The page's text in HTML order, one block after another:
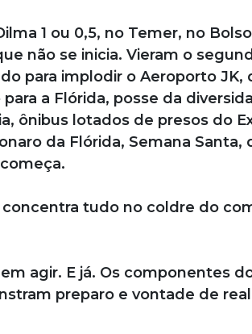
1 ou 0,5, no Temer, no
não se inicia. Vieram o
para implodir o Aeroporto JK,
a Flórida, posse da
ônibus lotados de presos do
da Flórida, Semana Santa,
tudo no coldre do
agir. E já. Os componentes
preparo e vontade de